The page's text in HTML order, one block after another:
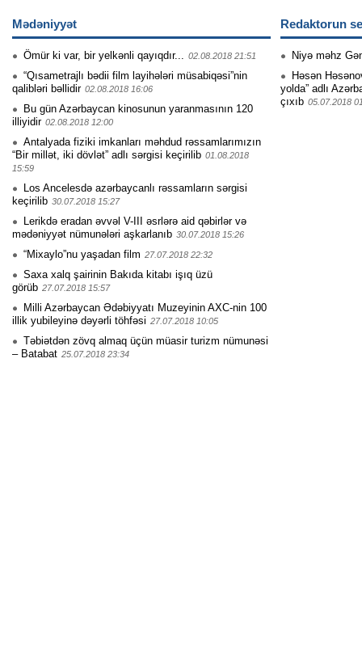
Mədəniyyət
Ömür ki var, bir yelkənli qayıqdır... 02.08.2018 21:51
“Qısametrajlı bədii film layihələri müsabiqəsi”nin
qalibləri bəllidir 02.08.2018 16:06
Bu gün Azərbaycan kinosunun yaranmasının 120
illiyidir 02.08.2018 12:00
Antalyada fiziki imkanları məhdud rəssamlarımızın
“Bir millət, iki dövlət” adlı sərgisi keçirilib 01.08.2018
15:59
Los Ancelesdə azərbaycanlı rəssamların sərgisi
keçirilib 30.07.2018 15:27
Lerikdə eradan əvvəl V-III əsrlərə aid qəbirlər və
mədəniyyət nümunələri aşkarlanıb 30.07.2018 15:26
“Mixaylo”nu yaşadan film 27.07.2018 22:32
Saxa xalq şairinin Bakıda kitabı işıq üzü
görüb 27.07.2018 15:57
Milli Azərbaycan Ədəbiyyatı Muzeyinin AXC-nin 100
illik yubileyinə dəyərli töhfəsi 27.07.2018 10:05
Təbiətdən zövq almaq üçün müasir turizm nümunəsi
– Batabat 25.07.2018 23:34
Redaktorun
Niyə məhz
Həsən
yolda” adlı
çıxıb 05.07.2018